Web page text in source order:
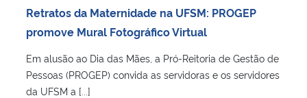
Retratos da Maternidade na UFSM: PROGEP
promove Mural Fotográfico Virtual
Em alusão ao Dia das Mães, a Pró-Reitoria de Gestão de
Pessoas (PROGEP) convida as servidoras e os servidores
da UFSM a [...]